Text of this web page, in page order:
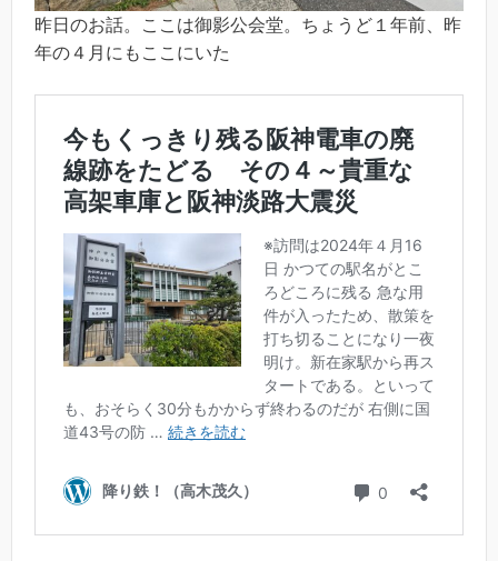
昨日のお話。ここは御影公会堂。ちょうど１年前、昨
年の４月にもここにいた